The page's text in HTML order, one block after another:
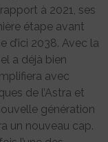
à 2021, ses
étape avant
d’ici 2038. Avec la
a déjà bien
avec
de l’Astra et
génération
un nouveau cap.